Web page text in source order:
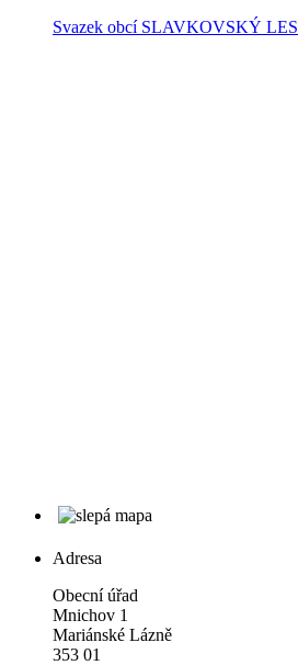
Svazek obcí SLAVKOVSKÝ LES
Adresa
Obecní úřad
Mnichov 1
Mariánské Lázně
353 01